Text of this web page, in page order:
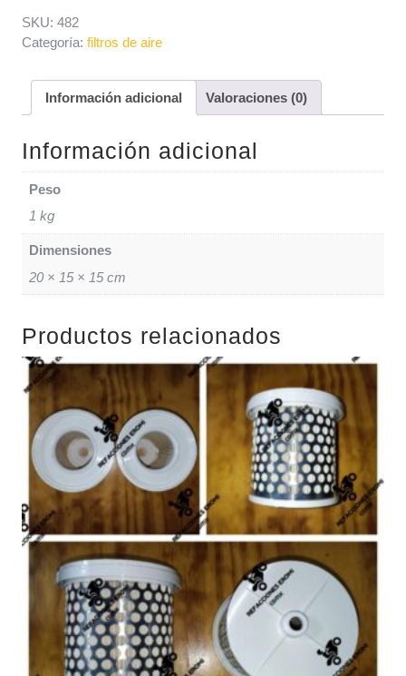
SKU: 482
Categoría: filtros de aire
Información adicional Valoraciones (0)
Información adicional
Peso
1 kg
Dimensiones
20 × 15 × 15 cm
Productos relacionados